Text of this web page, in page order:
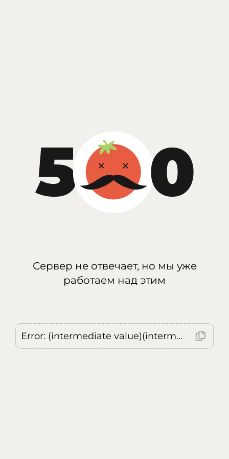
Сервер не отвечает, но мы уже
работаем над этим
Error: (intermediate value)(intermediate value)(intermediate value).replaceAll is not a function